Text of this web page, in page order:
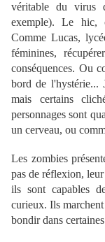
véritable du virus
exemple). Le hic,
Comme Lucas,
féminines,
conséquences. Ou
bord de l'hystérie...
mais certains
personnages sont
un cerveau, ou
Les zombies
pas de réflexion,
ils sont capables
curieux. Ils
bondir dans